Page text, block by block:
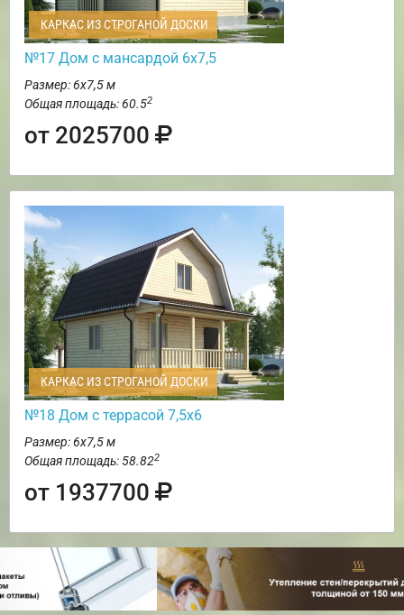
КАРКАС ИЗ СТРОГАНОЙ ДОСКИ
№17 Дом с мансардой 6х7,5
Размер: 6х7,5 м
Общая площадь: 60.52
от 2025700
КАРКАС ИЗ СТРОГАНОЙ ДОСКИ
№18 Дом с террасой 7,5х6
Размер: 6х7,5 м
Общая площадь: 58.822
от 1937700